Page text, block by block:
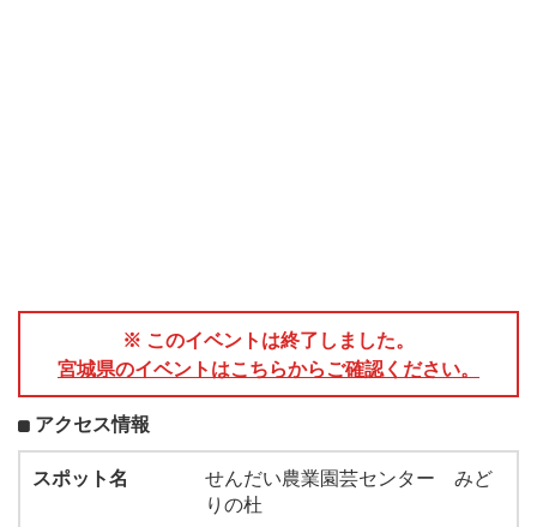
※ このイベントは終了しました。
宮城県のイベントはこちらからご確認ください。
アクセス情報
スポット名
せんだい農業園芸センター みど
りの杜